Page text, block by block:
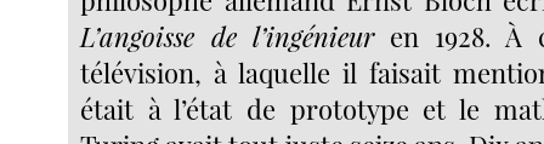
L’angoisse de l’ingénieuren 1928. À
télévision, à laquelle il faisait
était à l’état de prototype et le